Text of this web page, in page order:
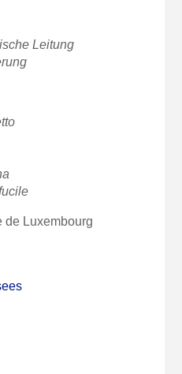
Leitung
de Luxembourg